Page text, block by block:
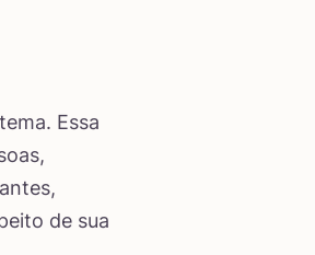
Essa
de sua